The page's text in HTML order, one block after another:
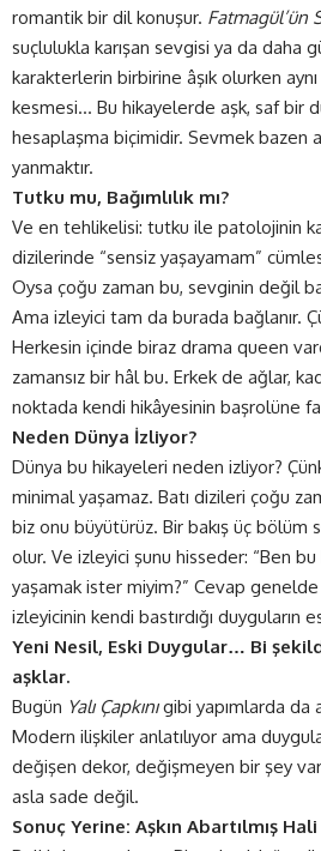
romantik bir dil konuşur. Fatmagül’ün
suçlulukla karışan sevgisi ya da daha
karakterlerin birbirine âşık olurken
kesmesi… Bu hikayelerde aşk, saf bir
hesaplaşma biçimidir. Sevmek
yanmaktır.
Tutku mu, Bağımlılık mı?
Ve en tehlikelisi: tutku ile patolojinin
dizilerinde “sensiz yaşayamam”
Oysa çoğu zaman bu, sevginin değil
Ama izleyici tam da burada bağlanır.
Herkesin içinde biraz drama queen
zamansız bir hâl bu. Erkek de ağlar,
noktada kendi hikâyesinin başrolüne
Neden Dünya İzliyor?
Dünya bu hikayeleri neden izliyor?
minimal yaşamaz. Batı dizileri çoğu
biz onu büyütürüz. Bir bakış üç bölüm
olur. Ve izleyici şunu hisseder: “Ben
yaşamak ister miyim?” Cevap
izleyicinin kendi bastırdığı duyguların
Yeni Nesil, Eski Duygular… Bi
aşklar.
Bugün Yalı Çapkınıgibi yapımlarda da
Modern ilişkiler anlatılıyor ama
değişen dekor, değişmeyen bir şey
asla sade değil.
Sonuç Yerine: Aşkın Abartılmış Hali